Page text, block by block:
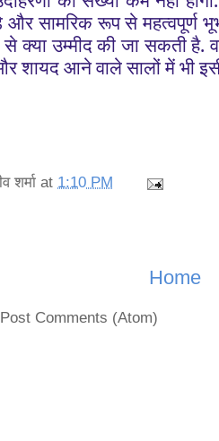
सामरिक रूप से महत्वपूर्ण
क्या उम्मीद की जा सकती है.
शायद आने वाले सालों में भी
शर्मा at 1:10 PM
Home
Comments (Atom)